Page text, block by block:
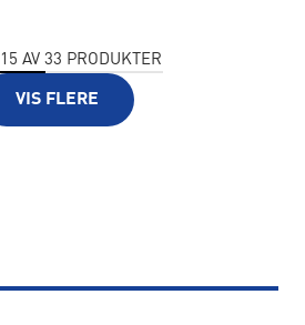
15 AV 33 PRODUKTER
VIS FLERE